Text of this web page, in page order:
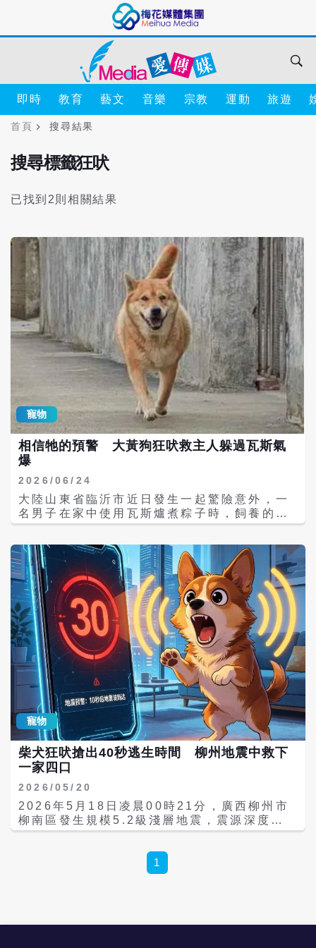
即時 教育 藝文 音樂 宗教 運動 旅遊
首頁 搜尋結果
搜尋標籤狂吠
已找到2則相關結果
寵物
相信牠的預警 大黃狗狂吠救主人躲過瓦斯氣
爆
2026/06/24
大陸山東省臨沂市近日發生一起驚險意外，一
名男子在家中使用瓦斯爐煮粽子時，飼養的大
黃狗突然出現異常行為，不僅持續狂吠，還不
原本不以為意，後來因受不了狗狗吠叫聲而離
開廚房，未料短短約30秒後，廚房內竟發生氣
爆，所幸及時離開現場，幸運躲過一劫。 據了
解，事發當時王姓男子正在廚房使用瓦斯爐蒸
煮粽子，平時性情溫馴的大黃狗卻突然變得相
當焦躁，不斷圍繞在主人身旁狂吠，甚至多次
拉扯其褲管。王男原以為狗狗肚子餓，於是前
往客廳拿饅頭準備餵食，沒想到離開廚房不到
半分鐘，瓦斯爐鋼化玻璃面板突然爆裂，火舌
瞬間竄升超過一公尺高，大量熱水與玻璃碎片
四散飛濺。 事後調查發現，事故原因疑為瓦斯
橡膠軟管老化龜裂，導致瓦斯外洩。由於當時
廚房內瀰漫粽葉與食材香氣，掩蓋了瓦斯添加
的警示氣味，讓男主人未能察覺異狀。然而狗
狗憑藉遠優於人類的嗅覺能力，提前察覺到空
氣中的異常氣體濃度，因此出現焦躁、持續吠
叫等警示行為。 動物專家指出，犬類鼻腔內嗅
當敏感，能夠在低濃度情況下察覺瓦斯、煙霧
或其他異味，因此常被運用於搜救、偵爆及災
狗很可能是聞到瓦斯外洩氣味，才會試圖透過
狂吠提醒主人遠離危險區域。 事件曝光後引發
安」。不過專家也提醒，動物異常行為雖可能
寵物
柴犬狂吠搶出40秒逃生時間 柳州地震中救下
一家四口
2026/05/20
2026年5月18日凌晨00時21分，廣西柳州市
柳南區發生規模5.2級淺層地震，震源深度約8
公里。地震發生前後，當地還陸續出現多次
塌、2人死亡、1人失聯，另有7000多名民眾
被緊急轉移安置，但在災難中，一隻柴犬的
1